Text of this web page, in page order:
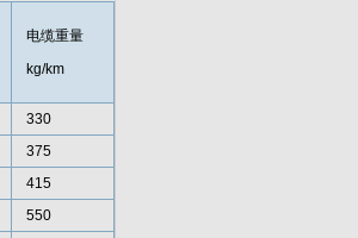
电缆重量
kg/km
330
375
415
550